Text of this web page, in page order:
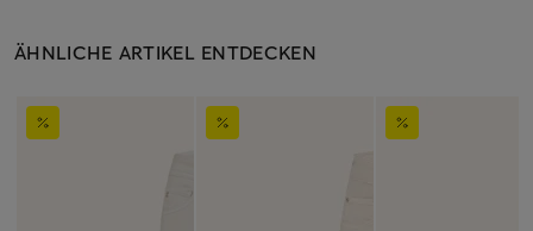
ÄHNLICHE ARTIKEL ENTDECKEN